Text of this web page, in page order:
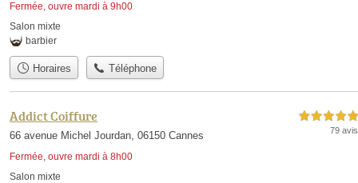
Fermée, ouvre mardi à 9h00
Salon mixte
barbier
Horaires Téléphone
Addict Coiffure
66 avenue Michel Jourdan, 06150 Cannes
Fermée, ouvre mardi à 8h00
5,0 étoiles sur 5
79 avis
Salon mixte